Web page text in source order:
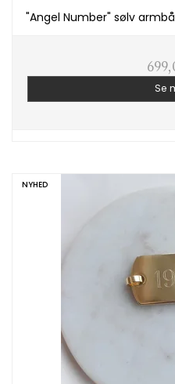
"Angel Number" sølv
Se
NYHED